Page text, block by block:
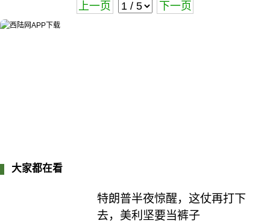
上一页 下一页
大家都在看
特朗普半夜惊醒，这仗再打下
去，美利坚要当裤子